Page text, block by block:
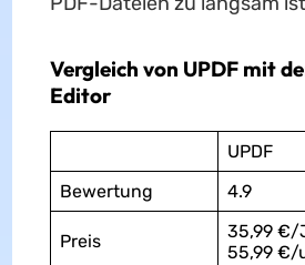
Vergleich von UPDF mit
Editor
UPDF
Bewertung
4.9
Preis
35,99 €/
55,99 €/